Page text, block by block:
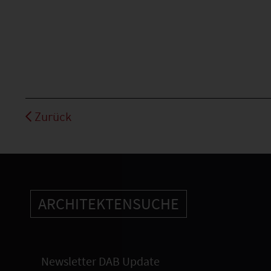
Zurück
ARCHITEKTENSUCHE
Newsletter DAB Update